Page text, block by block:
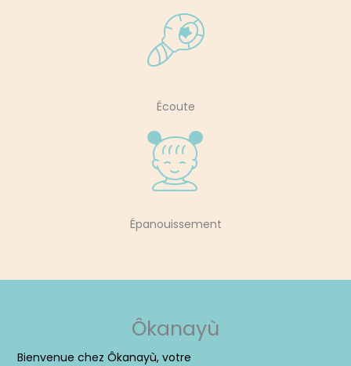
Écoute
Épanouissement
Ôkanayù
Bienvenue chez Ôkanayù, votre